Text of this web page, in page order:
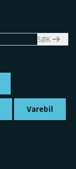
SØK
Varebil